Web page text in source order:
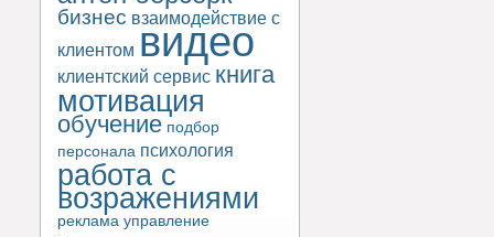
бизнес взаимодействие с
клиентом видео
клиентский сервис книга
мотивация
обучение подбор
персонала психология
работа с
возражениями
реклама управление